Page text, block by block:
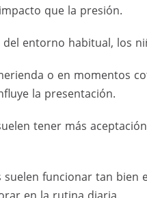
que la presión.
entorno habitual, los
o en momentos
la presentación.
tener más
suelen funcionar tan
en la rutina diaria.